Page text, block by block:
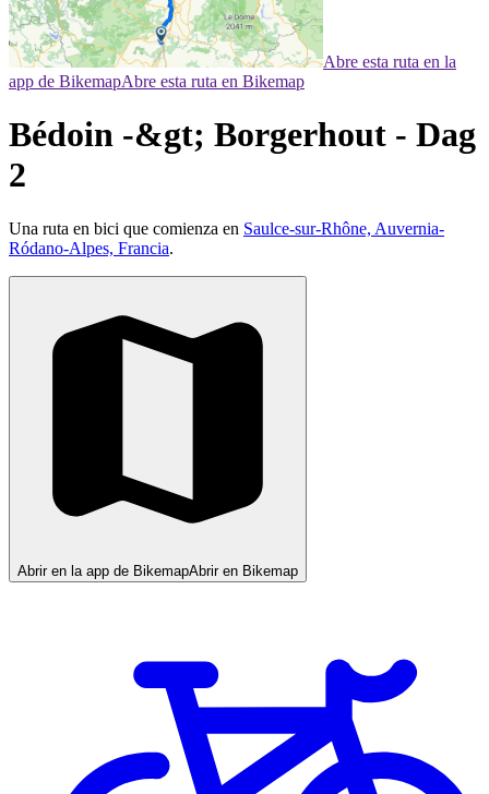
Abre esta ruta en la
app de BikemapAbre esta ruta en Bikemap
Bédoin -&gt; Borgerhout - Dag
2
Una ruta en bici que comienza en Saulce-sur-Rhône, Auvernia-
Ródano-Alpes, Francia.
Abrir en la app de BikemapAbrir en Bikemap